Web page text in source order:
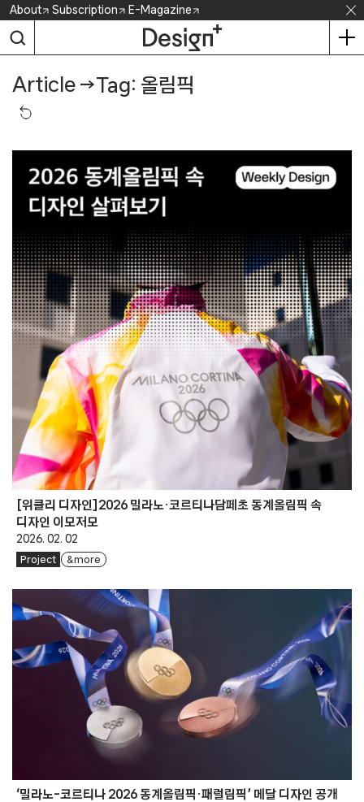
Skip
content
About Subscription E-Magazine
Article →Tag: 올림픽
[위클리 디자인]2026 밀라노·코르티나담페초 동계올림픽 속
디자인 이모저모
2026. 02. 02
Project & more
‘밀라노-코르티나 2026 동계올림픽·패럴림픽’ 메달 디자인 공개